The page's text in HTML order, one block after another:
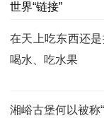
在天上吃东西还是
喝水、吃水果
湘峪古堡何以被称